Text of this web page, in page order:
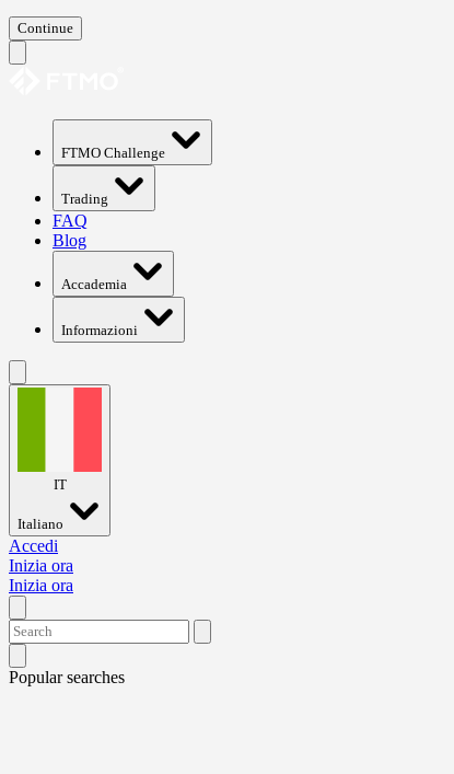
Continue
FTMO Challenge
Trading
FAQ
Blog
Accademia
Informazioni
IT
Italiano
Accedi
Inizia ora
Inizia ora
Popular searches